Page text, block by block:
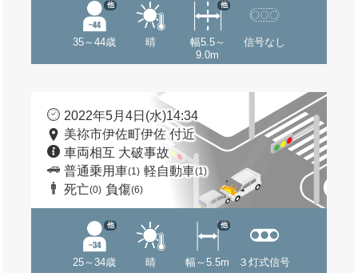
35～44歳
他
晴
幅5.5～
9.0m
他
信号なし
2022年5月4日(水)14:34
美祢市伊佐町伊佐 付近
車両相互 大破事故
普通乗用車(1) 軽自動車(1)
死亡(0) 負傷(6)
25～34歳
他
晴 幅～5.5m
他
３灯式信号